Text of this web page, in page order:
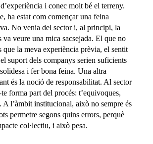
i conec molt bé el terreny.
ha estat com començar una feina
No venia del sector i, al principi, la
va veure una mica sacsejada. El que no
que la meva experiència prèvia, el sentit
suport dels companys serien suficients
i fer bona feina. Una altra
és la noció de responsabilitat. Al sector
forma part del procés: t’equivoques,
A l’àmbit institucional, això no sempre és
permetre segons quins errors, perquè
col·lectiu, i això pesa.